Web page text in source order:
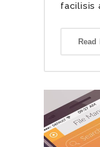
facilisis
Read